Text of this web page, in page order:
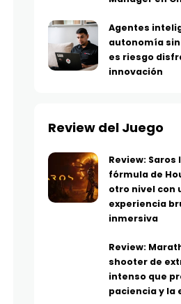
Agentes
autonomía
es riesgo
innovación
Review del Juego
Review: Saros
fórmula de
otro nivel con
experiencia
inmersiva
Review:
shooter de
intenso que
paciencia y la